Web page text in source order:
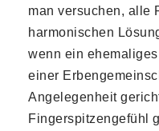
man versuchen, alle
harmonischen
wenn ein
einer
Angelegenheit
Fingerspitzengefühl